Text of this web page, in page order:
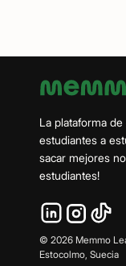
La plataforma
estudiantes a
sacar mejores
estudiantes!
© 2026 Memmo
Estocolmo, Suecia